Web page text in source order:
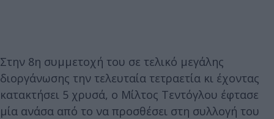
Στην 8η συμμετοχή του σε τελικό μεγάλης
διοργάνωσης την τελευταία τετραετία κι έχοντας
κατακτήσει 5 χρυσά, ο Μίλτος Τεντόγλου έφτασε
μία ανάσα από το να προσθέσει στη συλλογή του